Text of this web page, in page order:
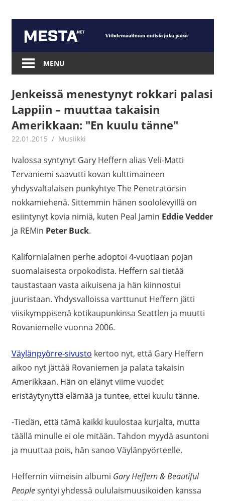
content
Mesta.net
MENU
Jenkeissä menestynyt rokkari palasi
Lappiin – muuttaa takaisin
Amerikkaan: "En kuulu tänne"
22.01.2015 mestanet
Musiikki
Ivalossa syntynyt Gary Heffern alias Veli-Matti
Tervaniemi saavutti kovan kulttimaineen
yhdysvaltalaisen punkyhtye The Penetratorsin
nokkamiehenä. Sittemmin hänen soololevyillä on
esiintynyt kovia nimiä, kuten Peal Jamin Eddie Vedder
ja REMin Peter Buck.
Kalifornialainen perhe adoptoi 4-vuotiaan pojan
suomalaisesta orpokodista. Heffern sai tietää
taustastaan vasta aikuisena ja hän kiinnostui
juuristaan. Yhdysvalloissa varttunut Heffern jätti
viisikymppisenä kotikaupunkinsa Seattlen ja muutti
Rovaniemelle vuonna 2006.
Väylänpyörre-sivusto kertoo nyt, että Gary Heffern
aikoo nyt jättää Rovaniemen ja palata takaisin
Amerikkaan. Hän on elänyt viime vuodet
eristäytynyttä elämää ja tuntee, ettei kuulu tänne.
-Tiedän, että tämä kaikki kuulostaa kurjalta, mutta
täällä minulle ei ole mitään. Tahdon myydä asuntoni
ja muuttaa pois, hän sanoo Väylänpyörteelle.
Heffernin viimeisin albumi Gary Heffern & Beautiful
Peoplesyntyi yhdessä oululaismuusikoiden kanssa